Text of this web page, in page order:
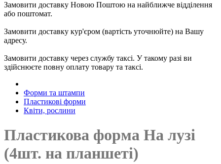
Замовити доставку Новою Поштою на найближче відділення
або поштомат.
Замовити доставку кур'єром (вартість уточнюйте) на Вашу
адресу.
Замовити доставку через службу таксі. У такому разі ви
здійснюєте повну оплату товару та таксі.
Форми та штампи
Пластикові форми
Квіти, рослини
Пластикова форма На лузі
(4шт. на планшеті)